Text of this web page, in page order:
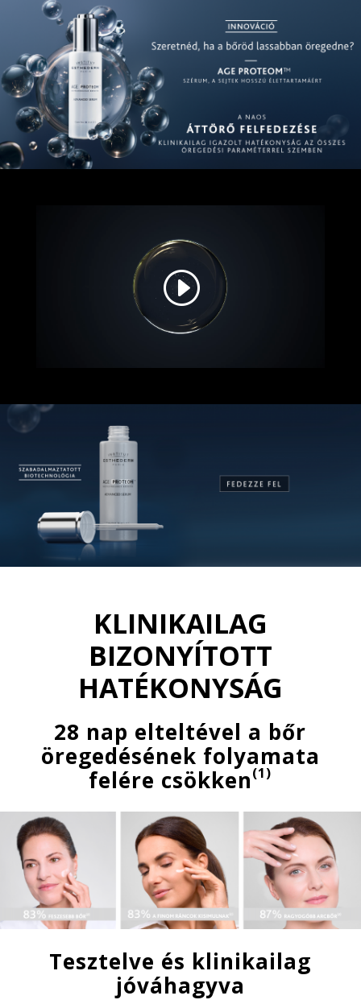
KLINIKAILAG
BIZONYÍTOTT
HATÉKONYSÁG
28 nap elteltével a bőr
öregedésének folyamata
felére csökken(1)
Tesztelve és klinikailag
jóváhagyva